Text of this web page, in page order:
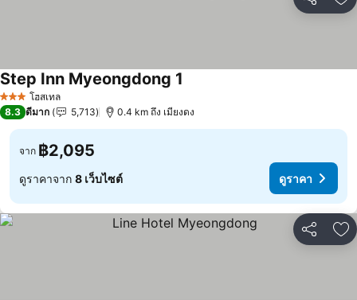
แชร์ เ
3 ดาว โฮสเทล
Step Inn Myeongdong 1
8.3 ดีมาก 5,713 0.4 km ถึง เมียงดง
จาก ฿2,095
ดูราคาจาก 8 เว็บไซต์ ดูราคา
แชร์ เ